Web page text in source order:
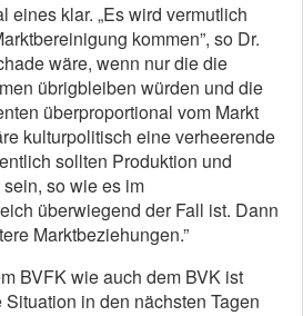
eines klar. „Es wird vermutlich
kommen”, so Dr.
wäre, wenn nur die die
übrigbleiben würden und die
überproportional vom Markt
kulturpolitisch eine verheerende
sollten Produktion und
so wie es im
überwiegend der Fall ist. Dann
Marktbeziehungen.”
BVFK wie auch dem BVK ist
in den nächsten Tagen